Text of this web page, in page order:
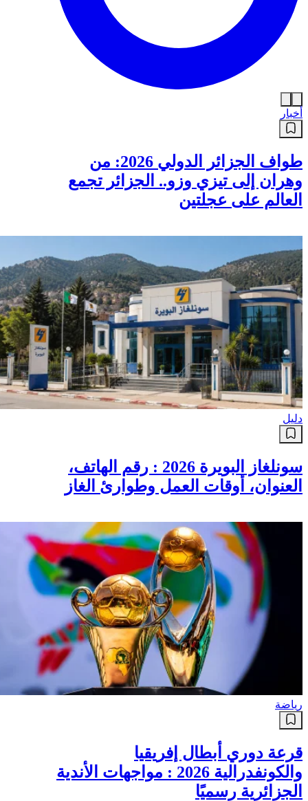
أخبار
طواف الجزائر الدولي 2026: من
وهران إلى تيزي وزو.. الجزائر تجمع
العالم على عجلتين
دليل
سونلغاز البويرة 2026 : رقم الهاتف،
العنوان، أوقات العمل وطوارئ الغاز
رياضة
قرعة دوري أبطال إفريقيا
والكونفدرالية 2026 : مواجهات الأندية
الجزائرية رسميًا